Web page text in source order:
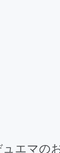
ュエマの